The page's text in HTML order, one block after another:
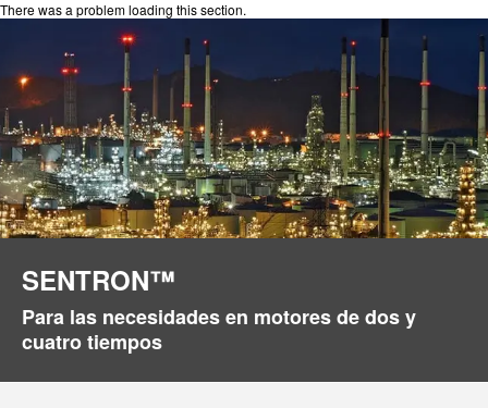
There was a problem loading this section.
SENTRON™
Para las necesidades en motores de dos y
cuatro tiempos